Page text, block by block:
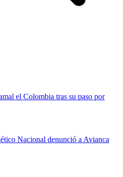
el Colombia tras su paso por
Nacional denunció a Avianca